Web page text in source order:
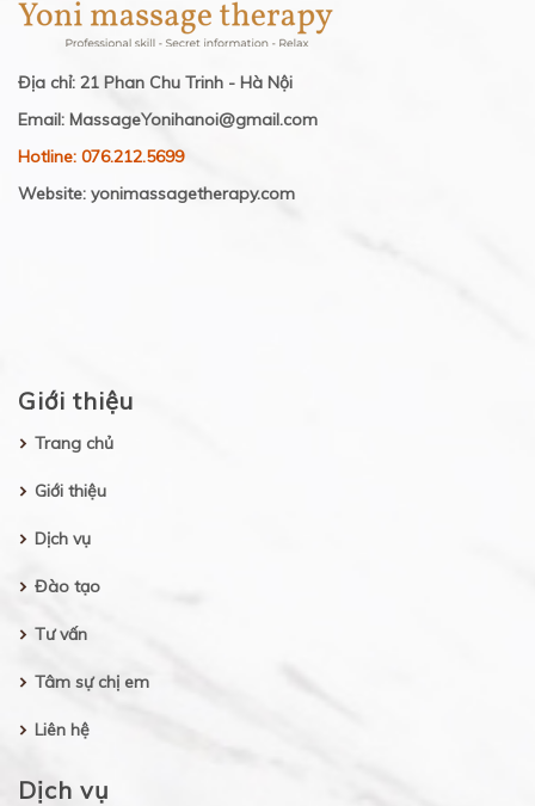
Địa chỉ: 21 Phan Chu Trinh - Hà Nội
Email: MassageYonihanoi@gmail.com
Hotline: 076.212.5699
Website: yonimassagetherapy.com
Giới thiệu
Trang chủ
Giới thiệu
Dịch vụ
Đào tạo
Tư vấn
Tâm sự chị em
Liên hệ
Dịch vụ